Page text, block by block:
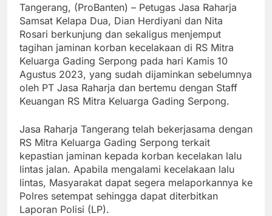
Tangerang, (ProBanten) – Petugas Jasa Raharja
Samsat Kelapa Dua, Dian Herdiyani dan Nita
Rosari berkunjung dan sekaligus menjemput
tagihan jaminan korban kecelakaan di RS Mitra
Keluarga Gading Serpong pada hari Kamis 10
Agustus 2023, yang sudah dijaminkan sebelumnya
oleh PT Jasa Raharja dan bertemu dengan Staff
Keuangan RS Mitra Keluarga Gading Serpong.
Jasa Raharja Tangerang telah bekerjasama dengan
RS Mitra Keluarga Gading Serpong terkait
kepastian jaminan kepada korban kecelakan lalu
lintas jalan. Apabila mengalami kecelakaan lalu
lintas, Masyarakat dapat segera melaporkannya ke
Polres setempat sehingga dapat diterbitkan
Laporan Polisi (LP).